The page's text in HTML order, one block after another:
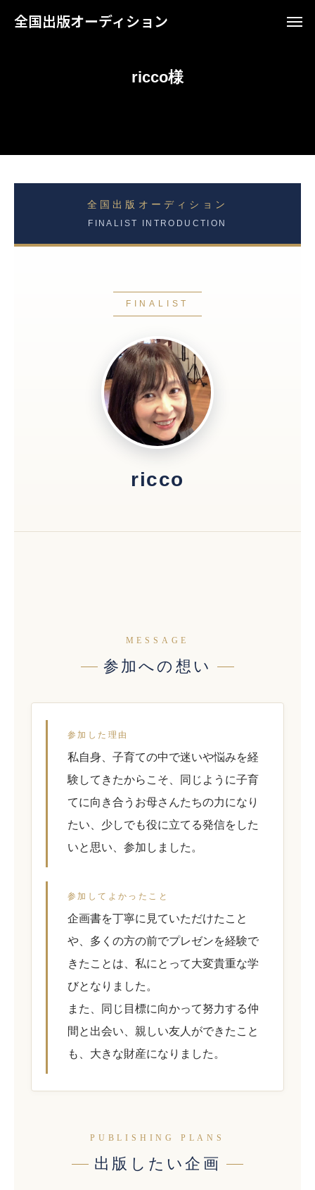
全国出版オーディション
ricco様
全国出版オーディション
FINALIST INTRODUCTION
FINALIST
ricco
MESSAGE
参加への想い
参加した理由
私自身、子育ての中で迷いや悩みを経
験してきたからこそ、同じように子育
てに向き合うお母さんたちの力になり
たい、少しでも役に立てる発信をした
いと思い、参加しました。
参加してよかったこと
企画書を丁寧に見ていただけたこと
や、多くの方の前でプレゼンを経験で
きたことは、私にとって大変貴重な学
びとなりました。
また、同じ目標に向かって努力する仲
間と出会い、親しい友人ができたこと
も、大きな財産になりました。
PUBLISHING PLANS
出版したい企画